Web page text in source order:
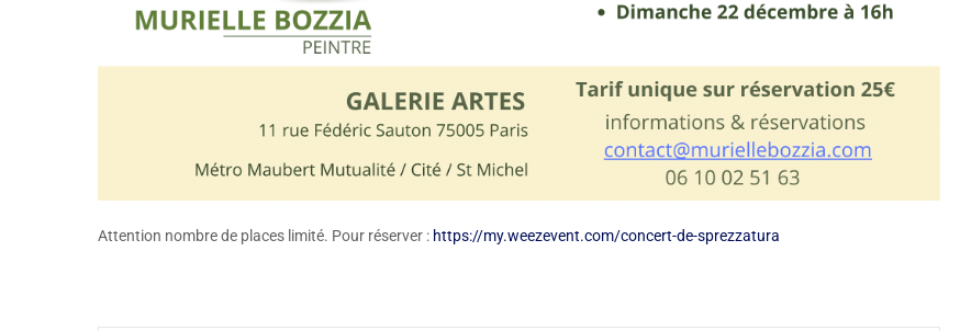
Attention nombre de places limité. Pour réserver : https://my.weezevent.com/concert-de-sprezzatura